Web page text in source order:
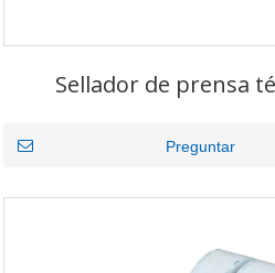
Sellador de prensa
esterilización
Preguntar